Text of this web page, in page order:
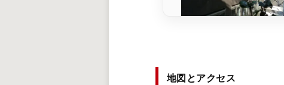
地図とアクセス